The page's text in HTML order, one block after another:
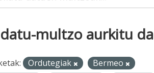
multzo aurkitu da
Ordutegiak
Bermeo